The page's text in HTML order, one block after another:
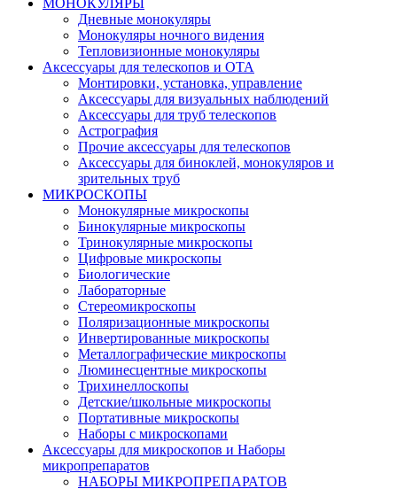
МОНОКУЛЯРЫ
Дневные монокуляры
Монокуляры ночного видения
Тепловизионные монокуляры
Аксессуары для телескопов и ОТА
Монтировки, установка, управление
Аксессуары для визуальных наблюдений
Аксессуары для труб телескопов
Астрография
Прочие аксессуары для телескопов
Аксессуары для биноклей, монокуляров и
зрительных труб
МИКРОСКОПЫ
Монокулярные микроскопы
Бинокулярные микроскопы
Тринокулярные микроскопы
Цифровые микроскопы
Биологические
Лабораторные
Стереомикроскопы
Поляризационные микроскопы
Инвертированные микроскопы
Металлографические микроскопы
Люминесцентные микроскопы
Трихинеллоскопы
Детские/школьные микроскопы
Портативные микроскопы
Наборы с микроскопами
Аксессуары для микроскопов и Наборы
микропрепаратов
НАБОРЫ МИКРОПРЕПАРАТОВ